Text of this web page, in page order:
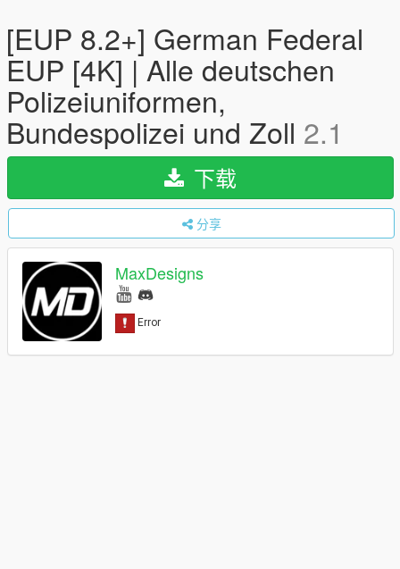
[EUP 8.2+] German Federal
EUP [4K] | Alle deutschen
Polizeiuniformen,
Bundespolizei und Zoll 2.1
下载
分享
MaxDesigns